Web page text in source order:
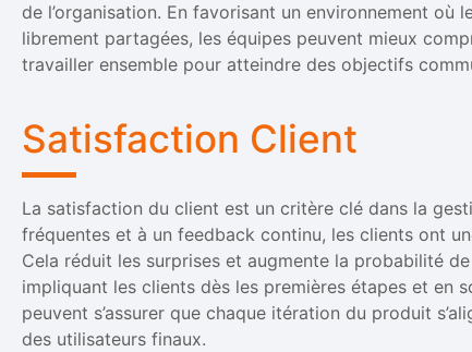
de l’organisation. En favorisant un environnement
librement partagées, les équipes peuvent mieux
travailler ensemble pour atteindre des objectifs
Satisfaction Client
La satisfaction du client est un critère clé dans la
fréquentes et à un feedback continu, les clients ont
Cela réduit les surprises et augmente la probabilité
impliquant les clients dès les premières étapes et en
peuvent s’assurer que chaque itération du produit
des utilisateurs finaux.